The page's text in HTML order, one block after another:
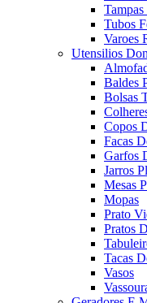
Tampas
Tubos
Varoes
Utensilios
Baldes
Bolsas
Copos
Facas
Garfos
Jarros
Mesas
Mopas
Prato
Pratos
Tacas
Vasos